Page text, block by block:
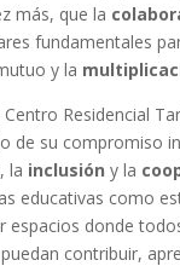
más, que la
fundamentales
y la
Residencial
de su compromiso
, la inclusión y la
educativas como
espacios donde
contribuir,